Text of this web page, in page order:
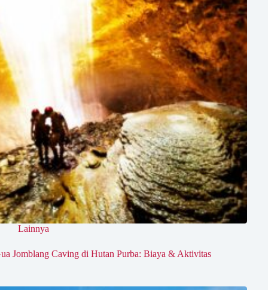
Lainnya
Jomblang Caving di Hutan Purba: Biaya & Aktivitas